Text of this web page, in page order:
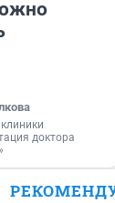
доктора